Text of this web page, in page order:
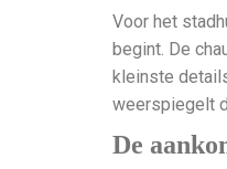
Voor het
begint. De
kleinste
weerspiegelt
De